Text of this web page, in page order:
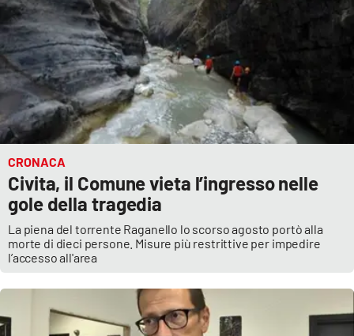
Leggendo Alvaro insieme
Imprese Di Calabria
Le perfidie di Antonella Grippo
STREAMING
LaC TV
LaC Network
LaC OnAir
CRONACA
Civita, il Comune vieta l’ingresso nelle
gole della tragedia
La piena del torrente Raganello lo scorso agosto portò alla
morte di dieci persone. Misure più restrittive per impedire
l’accesso all'area